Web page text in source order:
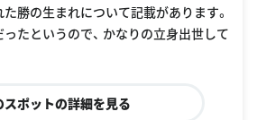
勝の生まれについて記載があります。
たというので、 かなりの立身出世して
スポットの詳細を見る